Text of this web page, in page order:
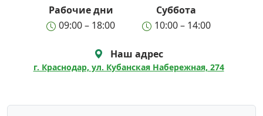
Рабочие дни
Суббота
09:00 – 18:00
10:00 – 14:00
Наш адрес
г. Краснодар, ул. Кубанская Набережная, 274